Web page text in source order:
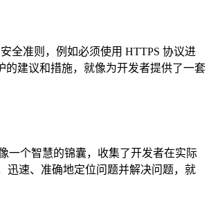
全准则，例如必须使用 HTTPS 协议进
建议和措施，就像为开发者提供了一套
一个智慧的锦囊，收集了开发者在实际
迅速、准确地定位问题并解决问题，就